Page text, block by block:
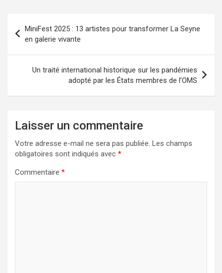
de
l’article
MiniFest 2025 : 13 artistes pour transformer La Seyne
en galerie vivante
Un traité international historique sur les pandémies
adopté par les États membres de l’OMS
Laisser un commentaire
Votre adresse e-mail ne sera pas publiée. Les champs
obligatoires sont indiqués avec *
Commentaire *